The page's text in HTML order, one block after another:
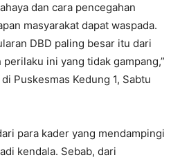
dan cara pencegahan
masyarakat dapat waspada.
DBD paling besar itu dari
ini yang tidak gampang,”
Puskesmas Kedung 1, Sabtu
para kader yang mendampingi
kendala. Sebab, dari